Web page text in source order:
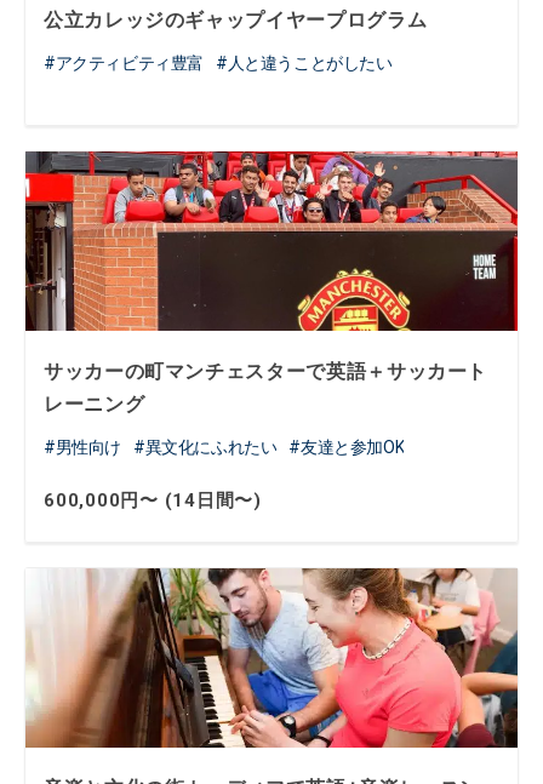
公立カレッジのギャップイヤープログラム
アクティビティ豊富 人と違うことがしたい
サッカーの町マンチェスターで英語＋サッカート
レーニング
男性向け 異文化にふれたい 友達と参加OK
600,000円〜 (14日間〜)